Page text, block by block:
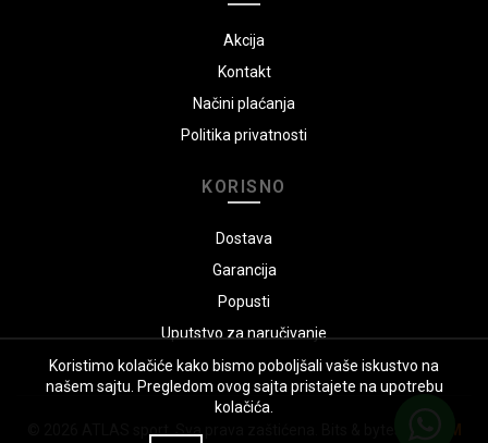
Akcija
Kontakt
Načini plaćanja
Politika privatnosti
KORISNO
Dostava
Garancija
Popusti
Uputstvo za naručivanje
ATLAS sport. Sva prava zaštićena. Bits & bytes by: GSM
Koristimo kolačiće kako bismo poboljšali vaše iskustvo na
našem sajtu. Pregledom ovog sajta pristajete na upotrebu
kolačića.